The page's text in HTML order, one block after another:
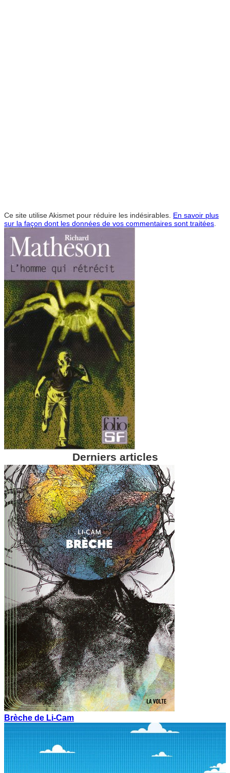
Ce site utilise Akismet pour réduire les indésirables. En savoir plus
sur la façon dont les données de vos commentaires sont traitées.
Derniers articles
Brèche de Li-Cam